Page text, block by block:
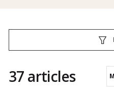
37 articles